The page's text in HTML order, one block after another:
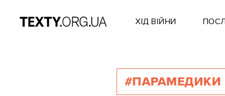
ХІД ВІЙНИ
#ПАРАМЕДИКИ